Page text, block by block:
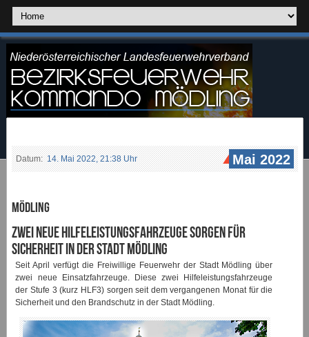
Datum: 14. Mai 2022, 21:38 Uhr Mai 2022
Mödling
Zwei neue Hilfeleistungsfahrzeuge sorgen für
Sicherheit in der Stadt Mödling
Seit April verfügt die Freiwillige Feuerwehr der Stadt Mödling über
zwei neue Einsatzfahrzeuge. Diese zwei Hilfeleistungsfahrzeuge
der Stufe 3 (kurz HLF3) sorgen seit dem vergangenen Monat für die
Sicherheit und den Brandschutz in der Stadt Mödling.